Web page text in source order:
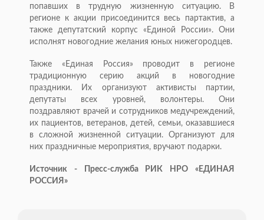
попавших в трудную жизненную ситуацию. В
регионе к акции присоединится весь партактив, а
также депутатский корпус «Единой России». Они
исполнят новогодние желания юных нижегородцев.
Также «Единая Россия» проводит в регионе
традиционную серию акций в новогодние
праздники. Их организуют активисты партии,
депутаты всех уровней, волонтеры. Они
поздравляют врачей и сотрудников медучреждений,
их пациентов, ветеранов, детей, семьи, оказавшиеся
в сложной жизненной ситуации. Организуют для
них праздничные мероприятия, вручают подарки.
Источник - Пресс-служба РИК НРО «ЕДИНАЯ
РОССИЯ»